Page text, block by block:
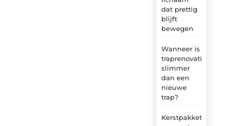
dat prettig
blijft
bewegen
Wanneer is
traprenovatie
slimmer
dan een
nieuwe
trap?
Kerstpakket